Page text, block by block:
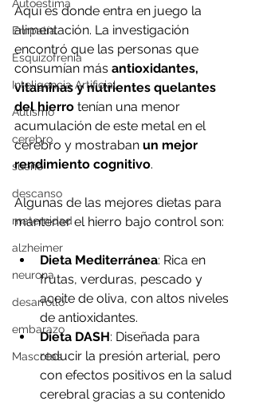
Autoestima
Empatía
Esquizofrenia
Inteligencia Artificial
Autismo
cerebro
sueño
descanso
maternidad
alzheimer
neurona
desarrollo
embarazo
Mascotas
Aquí es donde entra en juego la
alimentación. La investigación
encontró que las personas que
consumían más antioxidantes,
vitaminas y nutrientes quelantes
del hierro tenían una menor
acumulación de este metal en el
cerebro y mostraban un mejor
rendimiento cognitivo.
Algunas de las mejores dietas para
mantener el hierro bajo control son:
Dieta Mediterránea: Rica en
frutas, verduras, pescado y
aceite de oliva, con altos niveles
de antioxidantes.
Dieta DASH: Diseñada para
reducir la presión arterial, pero
con efectos positivos en la salud
cerebral gracias a su contenido